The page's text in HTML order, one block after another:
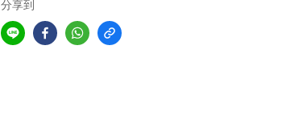
分享到